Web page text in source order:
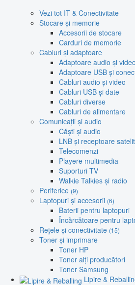
Vezi tot IT & Conectivitate
Stocare și memorie
Accesorii de stocare
Carduri de memorie
Cabluri și adaptoare
Adaptoare audio și video
Adaptoare USB și
Cabluri audio și video
Cabluri USB și date
Cabluri diverse
Cabluri de alimentare
Comunicații și audio
Căști și audio
LNB și receptoare satelit
Telecomenzi
Playere multimedia
Suporturi TV
Walkie Talkies și radio
Periferice (9)
Laptopuri și accesorii (6)
Baterii pentru laptopuri
Încărcătoare pentru
Rețele și conectivitate (15)
Toner și imprimare
Toner HP
Toner alți producători
Toner Samsung
Lipire &